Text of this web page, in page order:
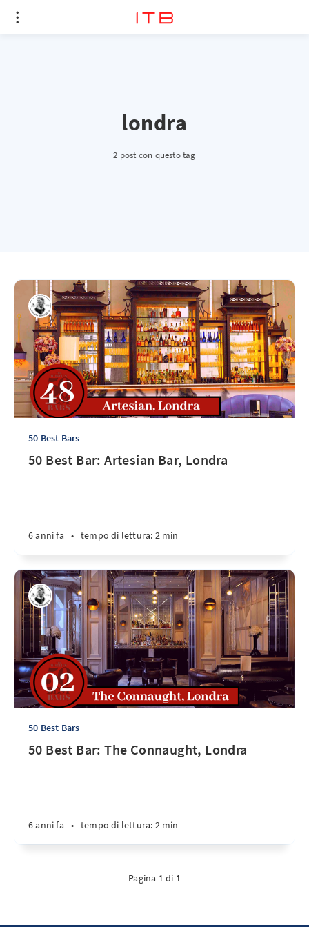
londra
2 post con questo tag
50 Best Bars
50 Best Bar: Artesian Bar, Londra
6 anni fa • tempo di lettura: 2 min
50 Best Bars
50 Best Bar: The Connaught, Londra
6 anni fa • tempo di lettura: 2 min
Pagina 1 di 1